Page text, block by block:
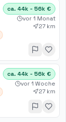
ca. 44k - 56k €
vor 1 Monat
27 km
ca. 44k - 56k €
vor 1 Woche
27 km